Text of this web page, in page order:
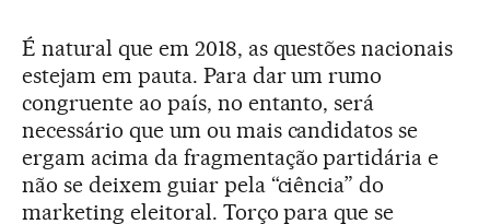
É natural que em 2018, as questões nacionais
estejam em pauta. Para dar um rumo
congruente ao país, no entanto, será
necessário que um ou mais candidatos se
ergam acima da fragmentação partidária e
não se deixem guiar pela “ciência” do
marketing eleitoral. Torço para que se